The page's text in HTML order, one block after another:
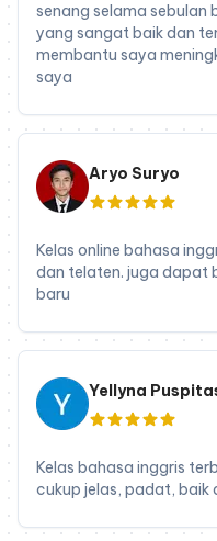
senang selama sebulan
yang sangat baik dan
membantu saya
saya
Aryo Suryo
Kelas online bahasa
dan telaten. juga dapat
baru
Yellyna
Kelas bahasa inggris
cukup jelas, padat, baik